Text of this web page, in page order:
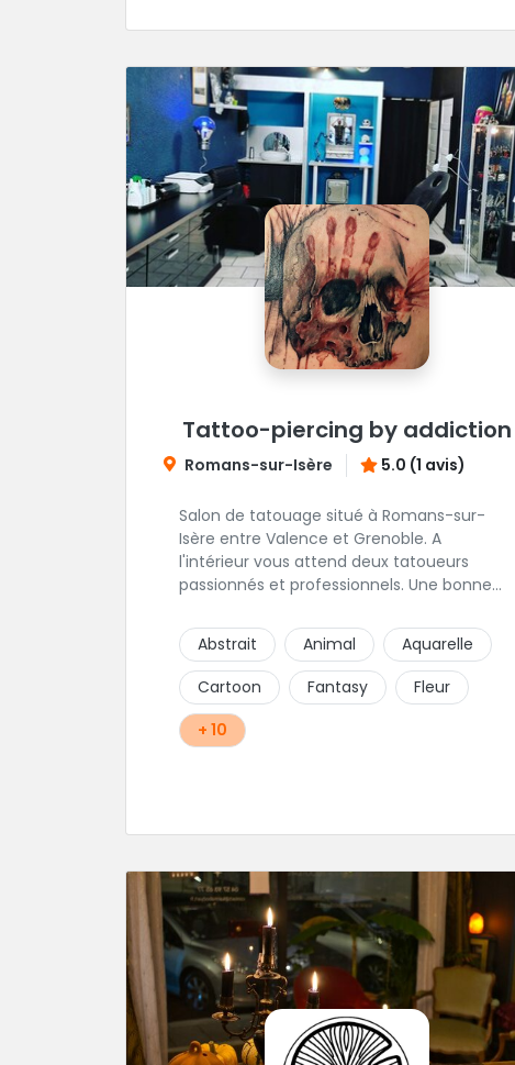
Tattoo-piercing by addiction
Romans-sur-Isère 5.0 (1 avis)
Salon de tatouage situé à Romans-sur-
Isère entre Valence et Grenoble. A
l'intérieur vous attend deux tatoueurs
passionnés et professionnels. Une bonne
shop en compagnie de Angéline et Ludo.
Abstrait Animal
Aquarelle
Cartoon
Fantasy
Fleur
+ 10